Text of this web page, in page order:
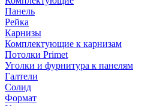
Панель
Рейка
Карнизы
Комплектующие к карнизам
Потолки Primet
Уголки и фурнитура к панелям
Галтели
Солид
Формат